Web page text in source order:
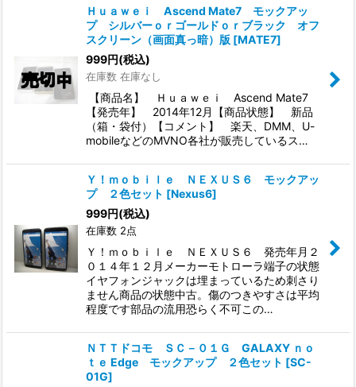
Ｈｕａｗｅｉ Ascend Mate7 モックアッ
プ シルバーｏｒゴールドｏｒブラック オフ
スクリーン（画面真っ暗）版 [MATE7]
999円(税込)
在庫数 在庫なし
【商品名】 Ｈｕａｗｅｉ Ascend Mate7
【発売年】 2014年12月【商品状態】 新品
（箱・袋付）【コメント】 楽天、DMM、U-
mobileなどのMVNO各社が販売しているス…
Ｙ！ｍｏｂｉｌｅ ＮＥＸＵＳ６ モックアッ
プ ２色セット [Nexus6]
999円(税込)
在庫数 2点
Ｙ！ｍｏｂｉｌｅ ＮＥＸＵＳ６ 発売年月２
０１４年１２月メーカーモトローラ端子の状態
イヤフォンジャックは埋まっているため刺さり
ません商品の状態中古。傷のつきやすさは平均
程度です部品の流用恐らく不可この…
ＮＴＴドコモ ＳＣ－０１Ｇ GALAXY ｎｏ
ｔｅ Edge モックアップ ２色セット [SC-
01G]